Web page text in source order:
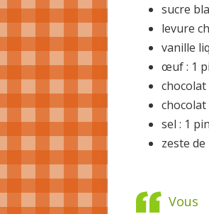
sucre
levure
vanille
œuf : 1
chocolat
chocolat
sel : 1
zeste
Vous